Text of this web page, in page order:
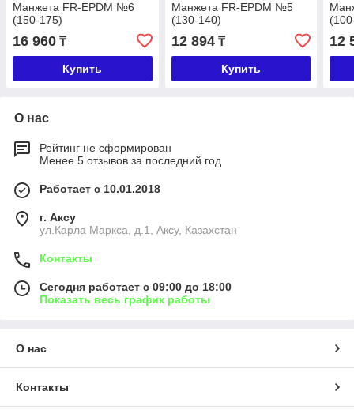
Манжета FR-EPDM №6
(150-175)
16 960 ₸
Купить
Манжета FR-EPDM №5
(130-140)
12 894₸
Купить
12
О нас
Рейтинг не сформирован
Менее 5 отзывов за последний год
Работает с 10.01.2018
г. Аксу
ул.Карла Маркса, д.1, Аксу, Казахстан
Контакты
Сегодня работает с 09:00 до 18:00
Показать весь график работы
О нас
Контакты